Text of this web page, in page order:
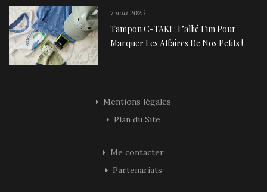
7 mai 2025
Tampon C-TAKI : L’allié Fun Pour
Marquer Les Affaires De Nos Petits !
Mentions légales
Plan du Site
Me contacter
Partenariats